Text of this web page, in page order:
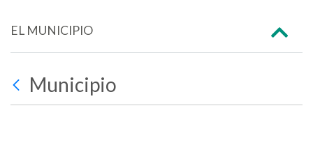
EL MUNICIPIO
Municipio